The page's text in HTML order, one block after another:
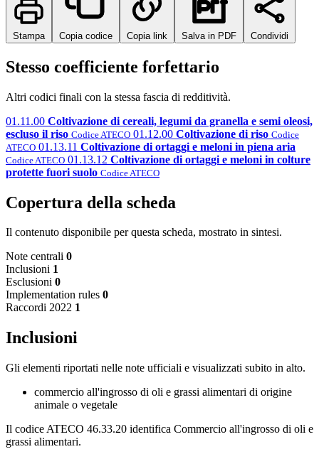
Stampa Copia codice Copia link Salva in PDF Condividi
Stesso coefficiente forfettario
Altri codici finali con la stessa fascia di redditività.
01.11.00 Coltivazione di cereali, legumi da granella e semi oleosi,
escluso il riso Codice ATECO 01.12.00 Coltivazione di riso Codice
ATECO 01.13.11 Coltivazione di ortaggi e meloni in piena aria
Codice ATECO 01.13.12 Coltivazione di ortaggi e meloni in colture
protette fuori suolo Codice ATECO
Copertura della scheda
Il contenuto disponibile per questa scheda, mostrato in sintesi.
Note centrali 0
Inclusioni 1
Esclusioni 0
Implementation rules 0
Raccordi 2022 1
Inclusioni
Gli elementi riportati nelle note ufficiali e visualizzati subito in alto.
commercio all'ingrosso di oli e grassi alimentari di origine
animale o vegetale
Il codice ATECO 46.33.20 identifica Commercio all'ingrosso di oli e
grassi alimentari.